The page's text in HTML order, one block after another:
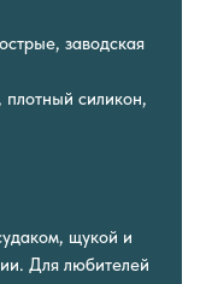
заводская
силикон,
щукой и
Для любителей